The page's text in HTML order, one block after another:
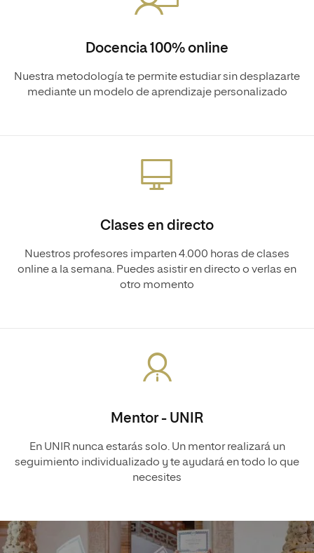
Docencia 100% online
Nuestra metodología te permite estudiar sin desplazarte
mediante un modelo de aprendizaje personalizado
Clases en directo
Nuestros profesores imparten 4.000 horas de clases
online a la semana. Puedes asistir en directo o verlas en
otro momento
Mentor - UNIR
En UNIR nunca estarás solo. Un mentor realizará un
seguimiento individualizado y te ayudará en todo lo que
necesites